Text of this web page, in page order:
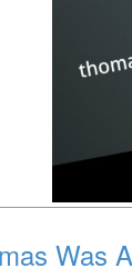
Was